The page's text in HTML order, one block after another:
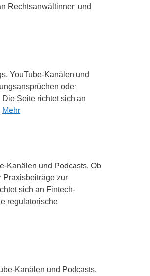
Rechtsanwältinnen und
YouTube-Kanälen und
oder
Seite richtet sich an
Mehr
Kanälen und Podcasts. Ob
Praxisbeiträge zur
sich an Fintech-
regulatorische
Kanälen und Podcasts.